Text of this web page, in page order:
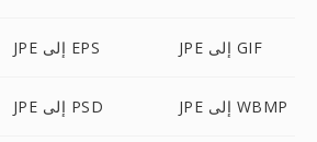
JPE إلى EPS JPE إلى GIF
JPE إلى PSD JPE إلى WBMP